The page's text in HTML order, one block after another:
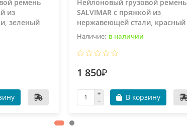
ремень
из
зеленый
Нейлоновый грузовой ремень
SALVIMAR с пряжкой из
нержавеющей стали, красный
в наличии
1 850₽
В корзину